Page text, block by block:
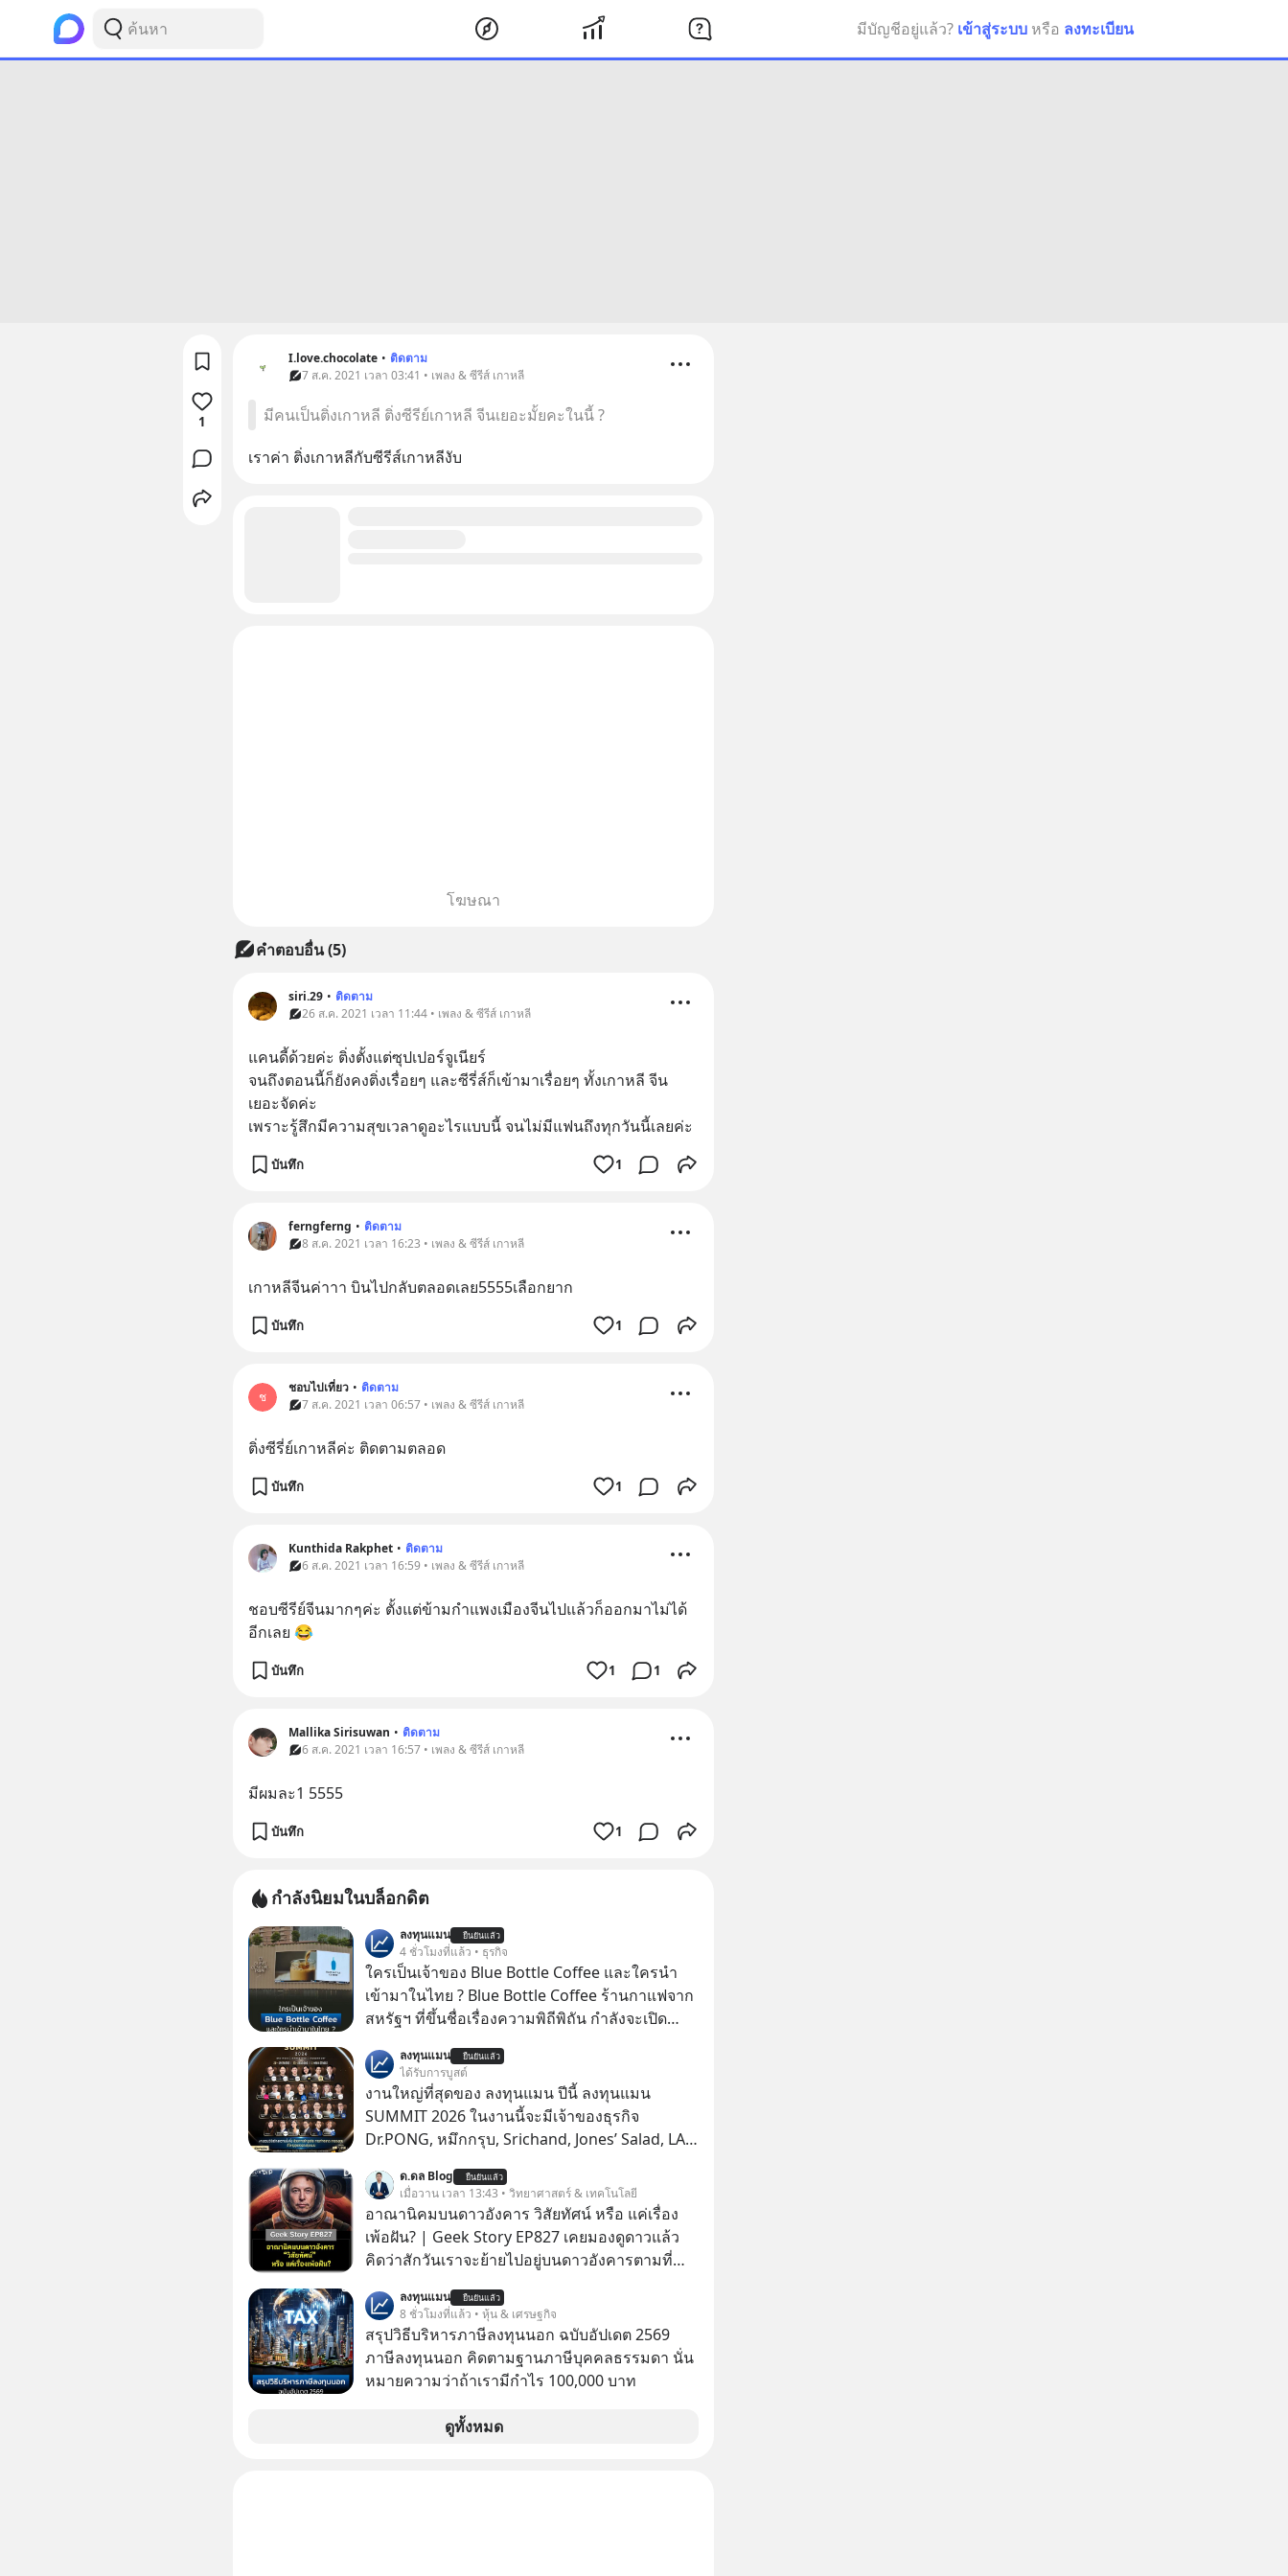
มีบัญชีอยู่แล้ว? เข้าสู่ระบบ หรือ ลงทะเบียน
I.love.chocolate • ติดตาม
7 ส.ค. 2021 เวลา 03:41 • เพลง & ซีรีส์ เกาหลี
มีคนเป็นติ่งเกาหลี ติ่งซีรีย์เกาหลี จีนเยอะมั้ยคะในนี้ ?
เราค่า ติ่งเกาหลีกับซีรีส์เกาหลีงับ
1
โฆษณา
คำตอบอื่น(5)
siri.29 • ติดตาม
26 ส.ค. 2021 เวลา 11:44 • เพลง & ซีรีส์ เกาหลี
แคนดี้ด้วยค่ะ ติ่งตั้งแต่ซุปเปอร์จูเนียร์
จนถึงตอนนี้ก็ยังคงติ่งเรื่อยๆ และซีรี่ส์ก็เข้ามาเรื่อยๆ ทั้งเกาหลี จีน
เยอะจัดค่ะ
เพราะรู้สึกมีความสุขเวลาดูอะไรแบบนี้ จนไม่มีแฟนถึงทุกวันนี้เลยค่ะ
บันทึก 1
ferngferng • ติดตาม
8 ส.ค. 2021 เวลา 16:23 • เพลง & ซีรีส์ เกาหลี
เกาหลีจีนค่าาา บินไปกลับตลอดเลย5555เลือกยาก
บันทึก 1
ช
ชอบไปเที่ยว • ติดตาม
7 ส.ค. 2021 เวลา 06:57 • เพลง & ซีรีส์ เกาหลี
ติ่งซีรี่ย์เกาหลีค่ะ ติดตามตลอด
บันทึก 1
Kunthida Rakphet • ติดตาม
6 ส.ค. 2021 เวลา 16:59 • เพลง & ซีรีส์ เกาหลี
ชอบซีรีย์จีนมากๆค่ะ ตั้งแต่ข้ามกำแพงเมืองจีนไปแล้วก็ออกมาไม่ได้
อีกเลย 😂
บันทึก 1 1
Mallika Sirisuwan • ติดตาม
6 ส.ค. 2021 เวลา 16:57 • เพลง & ซีรีส์ เกาหลี
มีผมละ1 5555
บันทึก 1
กำลังนิยมในบล็อกดิต
ลงทุนแมน ยืนยันแล้ว
4 ชั่วโมงที่แล้ว • ธุรกิจ
ใครเป็นเจ้าของ Blue Bottle Coffee และใครนำ
เข้ามาในไทย ? Blue Bottle Coffee ร้านกาแฟจาก
สหรัฐฯ ที่ขึ้นชื่อเรื่องความพิถีพิถัน กำลังจะเปิด
ลงทุนแมน ยืนยันแล้ว
ได้รับการบูสต์
งานใหญ่ที่สุดของ ลงทุนแมน ปีนี้ ลงทุนแมน
SUMMIT 2026 ในงานนี้จะมีเจ้าของธุรกิจ
Dr.PONG, หมึกกรุบ, Srichand, Jones’ Salad, LA
แชร์ความรู้การสร้างธุรกิจ
ด.ดล Blog ยืนยันแล้ว
เมื่อวาน เวลา 13:43 • วิทยาศาสตร์ & เทคโนโลยี
อาณานิคมบนดาวอังคาร วิสัยทัศน์ หรือ แค่เรื่อง
เพ้อฝัน? | Geek Story EP827 เคยมองดูดาวแล้ว
คิดว่าสักวันเราจะย้ายไปอยู่บนดาวอังคารตามที่
ฝันที่มหาเศรษฐีซิลิคอนแวลลีย์วาดไว้ว่ามนุษย์นับ
ล้านจะไปสร้างอาณานิคมใหม่ ล้อมรอบด้วย
เทคโนโลยีสุดล้ำ อาจจะฟังดูน่าตื่นเต้น แต่ความ
จริงที่ถูกซ่อนไว้ใต้พรมคือ ดาวอังคารเป็นเพียงนรก
ผู้นำเทคโนโลยีถึงยังพยายามหลอกขายฝันลมๆ
แล้งๆ นี้ให้กับคนทั้งโลก พวกเขากำลังซ่อนความ
ลงทุนแมน ยืนยันแล้ว
8 ชั่วโมงที่แล้ว • หุ้น & เศรษฐกิจ
สรุปวิธีบริหารภาษีลงทุนนอก ฉบับอัปเดต 2569
ภาษีลงทุนนอก คิดตามฐานภาษีบุคคลธรรมดา นั่น
หมายความว่าถ้าเรามีกำไร 100,000 บาท
ดูทั้งหมด